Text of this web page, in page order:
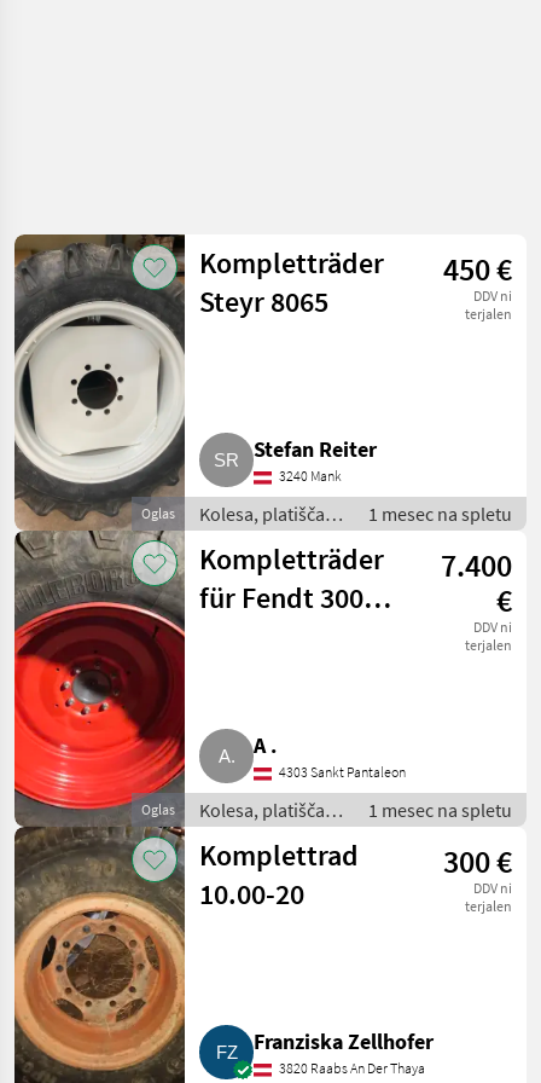
Oglas
Kompletträder
Steyr 8065
450 €
DDV ni
terjalen
Stefan Reiter
3240 Mank
Kolesa, platišča in
pnevmatike /
Komplet kolesa
1 mesec na spletu
Oglas
Kompletträder
für Fendt 300
7.400
€
DDV ni
terjalen
A .
4303 Sankt Pantaleon
Kolesa, platišča in
pnevmatike /
Komplet kolesa
1 mesec na spletu
Komplettrad
10.00-20
300 €
DDV ni
terjalen
Franziska Zellhofer
3820 Raabs An Der Thaya